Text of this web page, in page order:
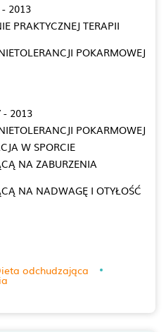
- 2013
PRAKTYCZNEJ TERAPII
POKARMOWEJ
- 2013
POKARMOWEJ
W SPORCIE
NA ZABURZENIA
NA NADWAGĘ I OTYŁOŚĆ
odchudzająca